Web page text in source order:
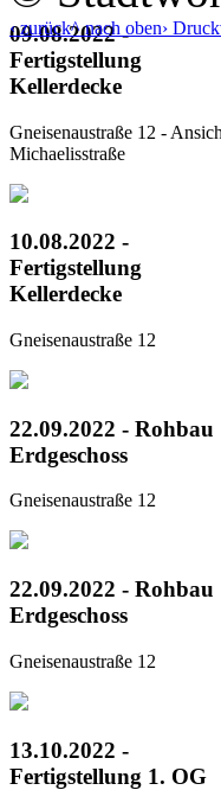
09.08.2022 -
Fertigstellung
Kellerdecke
Gneisenaustraße 12 -
Michaelisstraße
10.08.2022 -
Fertigstellung
Kellerdecke
Gneisenaustraße 12
22.09.2022 - Rohbau
Erdgeschoss
Gneisenaustraße 12
22.09.2022 - Rohbau
Erdgeschoss
Gneisenaustraße 12
13.10.2022 -
Fertigstellung 1. OG
‹ zurück^ nach oben›